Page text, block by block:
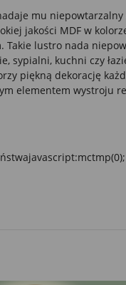
mu
jakości MDF w
Takie lustro nada
sypialni, kuchni czy
piękną dekorację
elementem wystroju
javascript:mctmp(0);